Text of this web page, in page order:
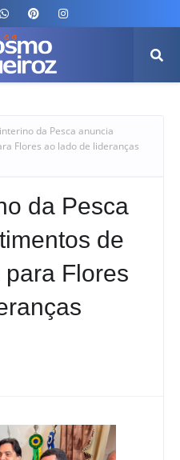
da Pesca anuncia
Flores ao lado de lideranças
da Pesca
de
Flores